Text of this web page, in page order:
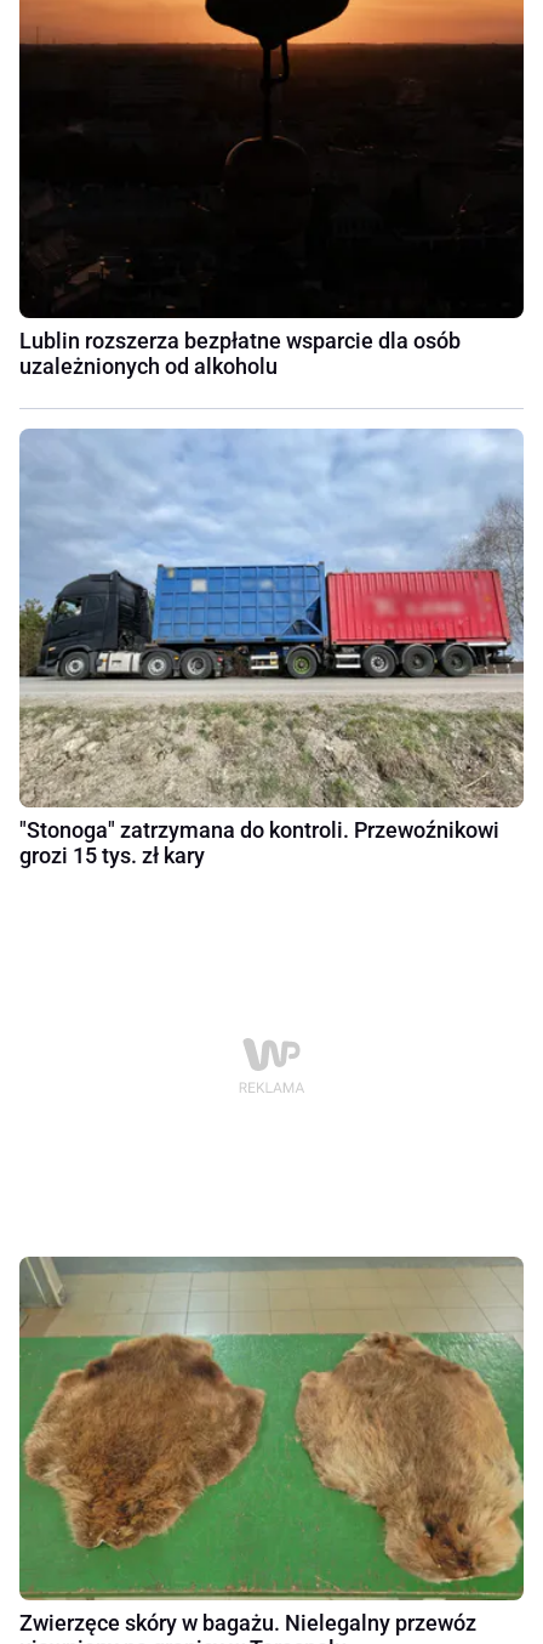
Lublin rozszerza bezpłatne wsparcie dla osób
uzależnionych od alkoholu
"Stonoga" zatrzymana do kontroli. Przewoźnikowi
grozi 15 tys. zł kary
Zwierzęce skóry w bagażu. Nielegalny przewóz